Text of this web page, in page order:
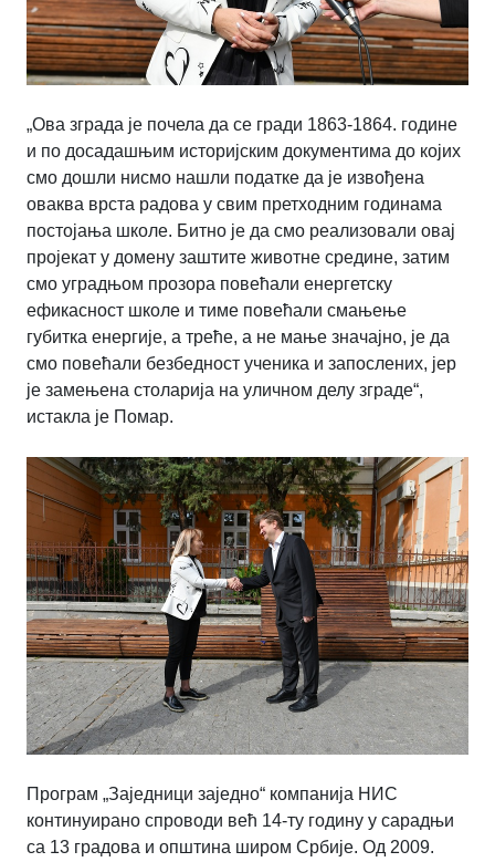
„Ова зграда је почела да се гради 1863-1864. године
и по досадашњим историјским документима до којих
смо дошли нисмо нашли податке да је извођена
оваква врста радова у свим претходним годинама
постојања школе. Битно је да смо реализовали овај
пројекат у домену заштите животне средине, затим
смо уградњом прозора повећали енергетску
ефикасност школе и тиме повећали смањење
губитка енергије, а треће, а не мање значајно, је да
смо повећали безбедност ученика и запослених, јер
је замењена столарија на уличном делу зграде“,
истакла је Помар.
Програм „Заједници заједно“ компанија НИС
континуирано спроводи већ 14-ту годину у сарадњи
са 13 градова и општина широм Србије. Од 2009.